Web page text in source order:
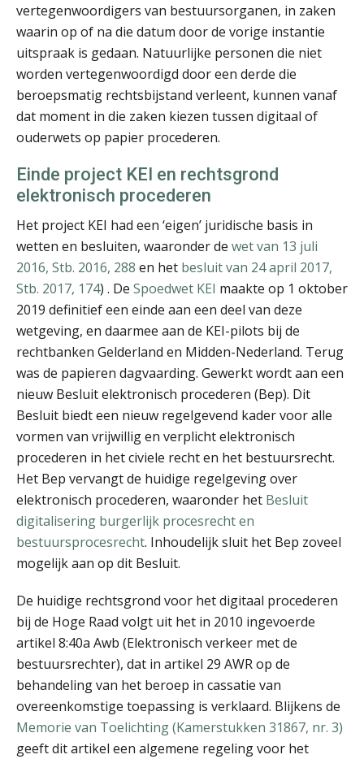
vertegenwoordigers van bestuursorganen, in zaken
waarin op of na die datum door de vorige instantie
uitspraak is gedaan. Natuurlijke personen die niet
worden vertegenwoordigd door een derde die
beroepsmatig rechtsbijstand verleent, kunnen vanaf
dat moment in die zaken kiezen tussen digitaal of
ouderwets op papier procederen.
Einde project KEI en rechtsgrond
elektronisch procederen
Het project KEI had een ‘eigen’ juridische basis in
wetten en besluiten, waaronder de wet van 13 juli
2016, Stb. 2016, 288 en het besluit van 24 april 2017,
Stb. 2017, 174) . De Spoedwet KEI maakte op 1 oktober
2019 definitief een einde aan een deel van deze
wetgeving, en daarmee aan de KEI-pilots bij de
rechtbanken Gelderland en Midden-Nederland. Terug
was de papieren dagvaarding. Gewerkt wordt aan een
nieuw Besluit elektronisch procederen (Bep). Dit
Besluit biedt een nieuw regelgevend kader voor alle
vormen van vrijwillig en verplicht elektronisch
procederen in het civiele recht en het bestuursrecht.
Het Bep vervangt de huidige regelgeving over
elektronisch procederen, waaronder het Besluit
digitalisering burgerlijk procesrecht en
bestuursprocesrecht. Inhoudelijk sluit het Bep zoveel
mogelijk aan op dit Besluit.
De huidige rechtsgrond voor het digitaal procederen
bij de Hoge Raad volgt uit het in 2010 ingevoerde
artikel 8:40a Awb (Elektronisch verkeer met de
bestuursrechter), dat in artikel 29 AWR op de
behandeling van het beroep in cassatie van
overeenkomstige toepassing is verklaard. Blijkens de
Memorie van Toelichting (Kamerstukken 31867, nr. 3)
geeft dit artikel een algemene regeling voor het
Michiel Opgenoort
Hans Eijkelenkamp
mr. Laura Welkers
Ruben Scherpenisse
mr. John Seerden
mr. Peter Bregman RB